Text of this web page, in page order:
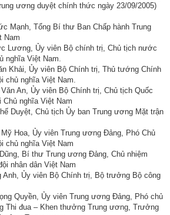
ương duyệt chính thức ngày 23/09/2005)
Mạnh, Tổng Bí thư Ban Chấp hành Trung
Nam
Lương, Ủy viên Bộ chính trị, Chủ tịch nước
nghĩa Việt Nam.
Khải, Ủy viên Bộ Chính trị, Thủ tướng Chính
chủ nghĩa Việt Nam.
An, Ủy viên Bộ Chính trị, Chủ tịch Quốc
Chủ nghĩa Việt Nam
Duyệt, Chủ tịch Ủy ban Trung ương Mặt trận
Hoa, Ủy viên Trung ương Đảng, Phó Chủ
chủ nghĩa Việt Nam
Bí thư Trung ương Đảng, Chủ nhiệm
nhân dân Việt Nam
Anh, Ủy viên Bộ Chính trị, Bộ trưởng Bộ công
Quyền, Ủy viên Trung ương Đảng, Phó chủ
Thi đua – Khen thưởng Trung ương, Trưởng